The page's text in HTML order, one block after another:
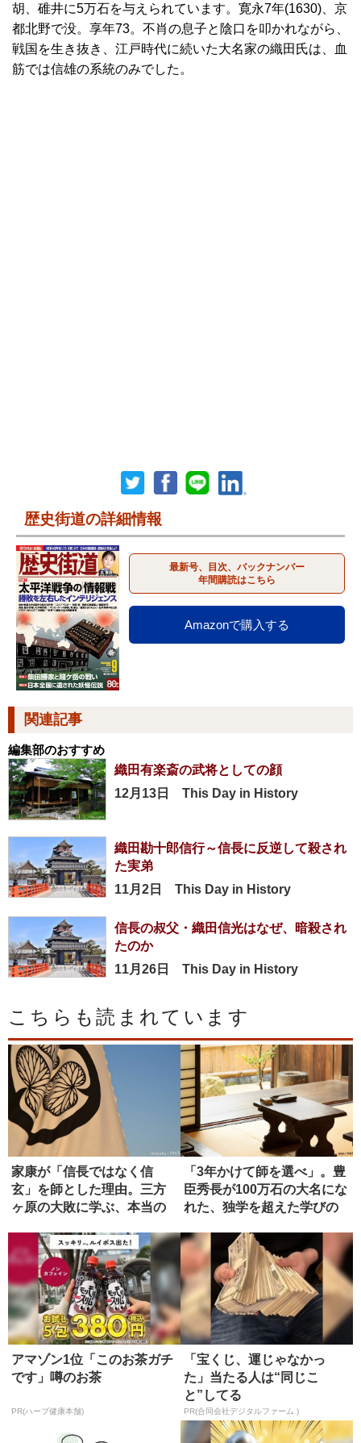
胡、碓井に5万石を与えられています。寛永7年(1630)、京
都北野で没。享年73。不肖の息子と陰口を叩かれながら、
戦国を生き抜き、江戸時代に続いた大名家の織田氏は、血
筋では信雄の系統のみでした。
歴史街道の詳細情報
最新号、目次、バックナンバー
年間購読はこちら
Amazonで購入する
関連記事
編集部のおすすめ
織田有楽斎の武将としての顔
12月13日 This Day in History
織田勘十郎信行～信長に反逆して殺され
た実弟
11月2日 This Day in History
信長の叔父・織田信光はなぜ、暗殺され
たのか
11月26日 This Day in History
こちらも読まれています
家康が「信長ではなく信
玄」を師とした理由。三方
ヶ原の大敗に学ぶ、本当の
「3年かけて師を選べ」。豊
臣秀長が100万石の大名にな
れた、独学を超えた学びの
アマゾン1位「このお茶ガチ
です」噂のお茶
PR(ハーブ健康本舗)
「宝くじ、運じゃなかっ
た」当たる人は“同じこ
と”してる
PR(合同会社デジタルファーム )